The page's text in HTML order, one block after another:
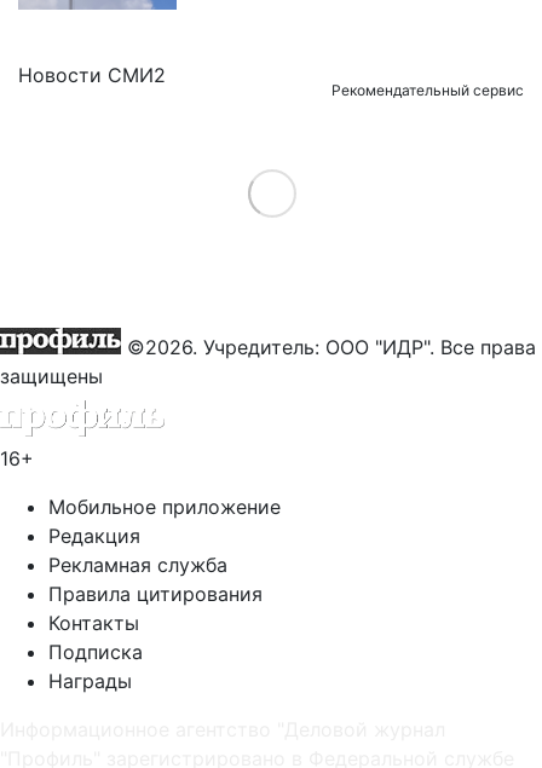
Новости СМИ2
Рекомендательный сервис
Load More
©2026. Учредитель: ООО "ИДР". Все права
защищены
16+
Мобильное приложение
Редакция
Рекламная служба
Правила цитирования
Контакты
Подписка
Награды